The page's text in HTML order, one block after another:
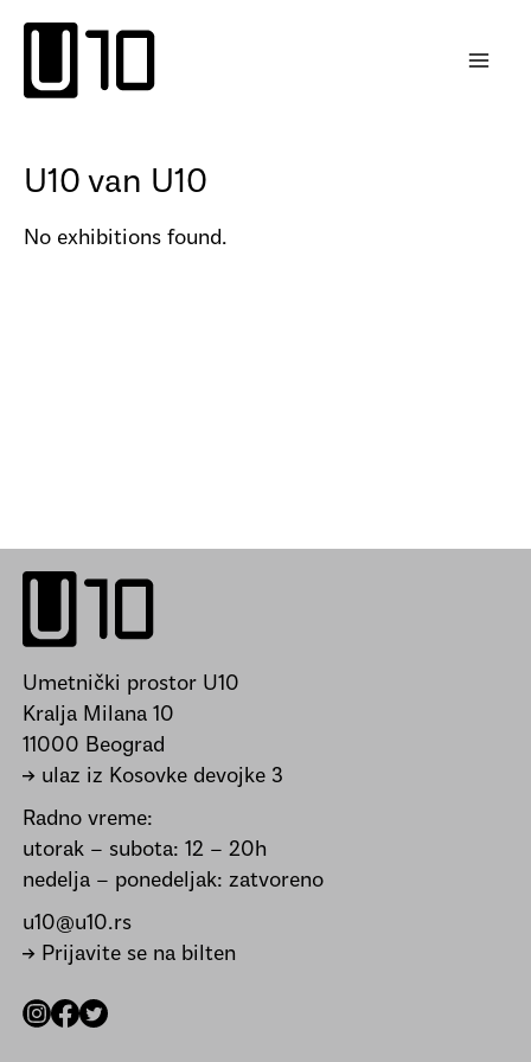
садржај
U10 van U10
No exhibitions found.
Umetnički prostor U10
Kralja Milana 10
11000 Beograd
→ ulaz iz Kosovke devojke 3
Radno vreme:
utorak – subota: 12 – 20h
nedelja – ponedeljak: zatvoreno
u10@u10.rs
→ Prijavite se na bilten